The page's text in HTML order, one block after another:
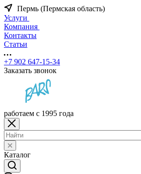
Пермь (Пермская область)
Услуги
Компания
Контакты
Статьи
+7 902 647-15-34
Заказать звонок
работаем с 1995 года
Каталог